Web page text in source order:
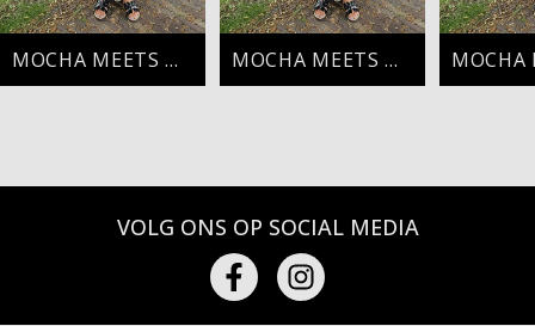
MOCHA MEETS OLIVE MOCHA MEETS OLIVE
VOLG ONS OP SOCIAL MEDIA